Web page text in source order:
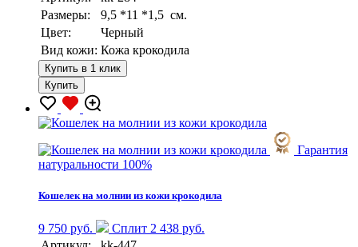
Размеры:
9,5 *11 *1,5 см.
Цвет:
Черный
Вид кожи: Кожа крокодила
Купить в 1 клик
Купить
Гарантия
натуральности 100%
Кошелек на молнии из кожи крокодила
9 750 руб.
Сплит 2 438 руб.